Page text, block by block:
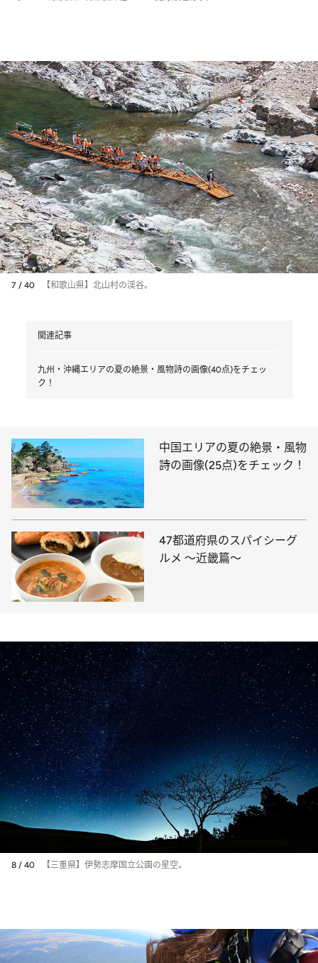
7 / 40 【和歌山県】北山村の渓谷。
関連記事
九州・沖縄エリアの夏の絶景・風物詩の画像(40点)をチェッ
ク！
中国エリアの夏の絶景・風物
詩の画像(25点)をチェック！
47都道府県のスパイシーグ
ルメ ～近畿篇～
8 / 40 【三重県】伊勢志摩国立公園の星空。